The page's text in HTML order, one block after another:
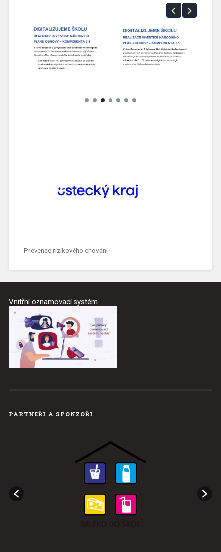
Prevence rizikového chování
Vnitřní oznamovací systém
PARTNEŘI A SPONZOŘI